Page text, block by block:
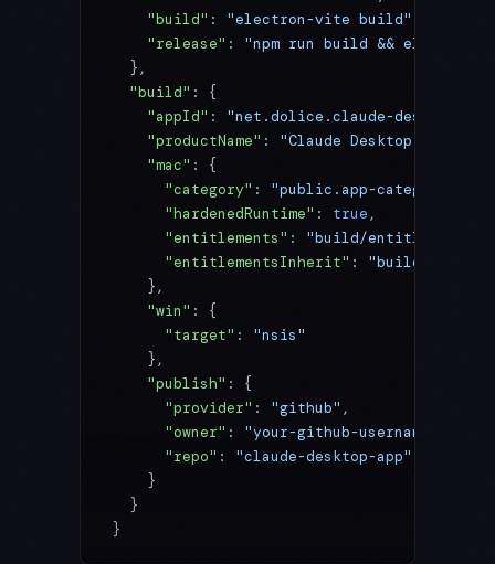
    "build"
: "electron-vite build"
    "release"
: "npm run build && electron-
  },
  "build"
: {
    "appId"
: "net.dolice.claude-desktop"
    "productName"
: "Claude Desktop AI"
    "mac"
: {
      "category"
: "public.app-
      "hardenedRuntime"
: true ,
      "entitlements"
: "build/
      "entitlementsInherit"
: "build/
    },
    "win"
: {
      "target"
: "nsis"
    },
    "publish"
: {
      "provider"
: "github" ,
      "owner"
: "your-github-username"
      "repo"
: "claude-desktop-app"
    }
  }
}